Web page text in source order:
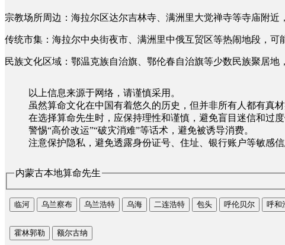
宗教场所周边：海拉尔区达尔吉林寺、满洲里大觉禅寺等寺庙附近
传统市集：海拉尔中央街夜市、满洲里中俄互贸区等热闹地段，可
民族文化区域：鄂温克族自治旗、鄂伦春自治旗等少数民族聚居
以上信息来源于网络，请谨慎采用。
虽然算命文化在中国有着悠久的历史，但并非所有人都有真材
在选择算命先生时，应保持理性和谨慎，避免盲目迷信和过度
警惕“高价改运”“破灾消难”等话术，避免被诱导消费。
注意保护隐私，避免透露身份证号、住址、银行账户等敏感
内蒙古本地算命先生
临河 乌兰察布 乌兰浩特 乌海 二连浩特 包头 呼伦贝尔 呼和
霍林郭勒 额尔古纳